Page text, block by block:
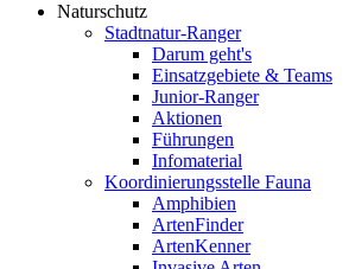
Naturschutz
Stadtnatur-Ranger
Darum geht's
Einsatzgebiete & Teams
Junior-Ranger
Aktionen
Führungen
Infomaterial
Koordinierungsstelle Fauna
Amphibien
ArtenFinder
ArtenKenner